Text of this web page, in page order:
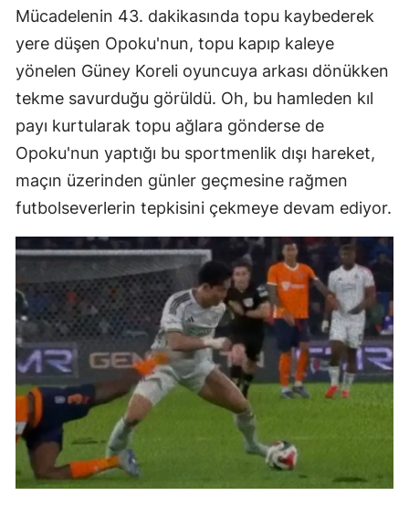
Mücadelenin 43. dakikasında topu kaybederek
yere düşen Opoku'nun, topu kapıp kaleye
yönelen Güney Koreli oyuncuya arkası dönükken
tekme savurduğu görüldü. Oh, bu hamleden kıl
payı kurtularak topu ağlara gönderse de
Opoku'nun yaptığı bu sportmenlik dışı hareket,
maçın üzerinden günler geçmesine rağmen
futbolseverlerin tepkisini çekmeye devam ediyor.